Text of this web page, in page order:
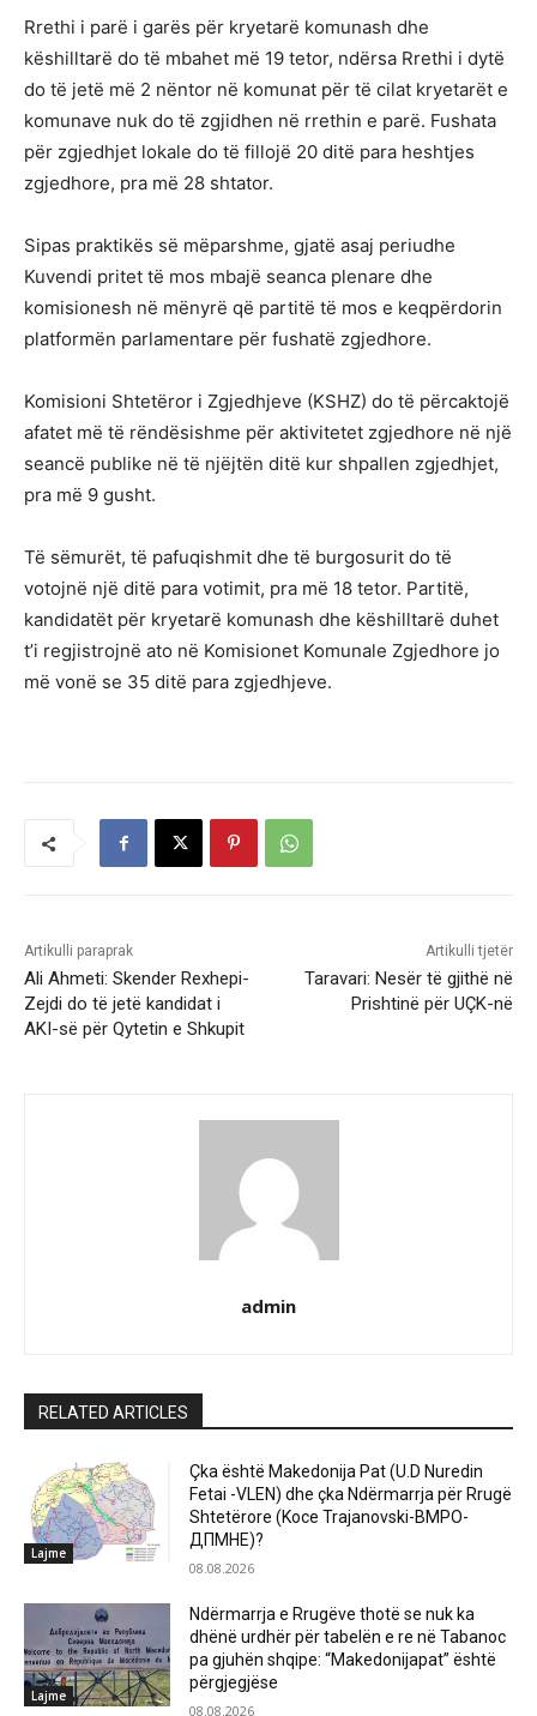
Rrethi i parë i garës për kryetarë komunash dhe
këshilltarë do të mbahet më 19 tetor, ndërsa Rrethi i dytë
do të jetë më 2 nëntor në komunat për të cilat kryetarët e
komunave nuk do të zgjidhen në rrethin e parë. Fushata
për zgjedhjet lokale do të fillojë 20 ditë para heshtjes
zgjedhore, pra më 28 shtator.
Sipas praktikës së mëparshme, gjatë asaj periudhe
Kuvendi pritet të mos mbajë seanca plenare dhe
komisionesh në mënyrë që partitë të mos e keqpërdorin
platformën parlamentare për fushatë zgjedhore.
Komisioni Shtetëror i Zgjedhjeve (KSHZ) do të përcaktojë
afatet më të rëndësishme për aktivitetet zgjedhore në një
seancë publike në të njëjtën ditë kur shpallen zgjedhjet,
pra më 9 gusht.
Të sëmurët, të pafuqishmit dhe të burgosurit do të
votojnë një ditë para votimit, pra më 18 tetor. Partitë,
kandidatët për kryetarë komunash dhe këshilltarë duhet
t’i regjistrojnë ato në Komisionet Komunale Zgjedhore jo
më vonë se 35 ditë para zgjedhjeve.
Artikulli paraprak
Ali Ahmeti: Skender Rexhepi-
Zejdi do të jetë kandidat i
AKI-së për Qytetin e Shkupit
Artikulli tjetër
Taravari: Nesër të gjithë në
Prishtinë për UÇK-në
admin
RELATED ARTICLES
Lajme
Çka është Makedonija Pat (U.D Nuredin
Fetai -VLEN) dhe çka Ndërmarrja për Rrugë
Shtetërore (Koce Trajanovski-ВМРО-
ДПМНЕ)?
08.08.2026
Lajme
Ndërmarrja e Rrugëve thotë se nuk ka
dhënë urdhër për tabelën e re në Tabanoc
pa gjuhën shqipe: “Makedonijapat” është
përgjegjëse
08.08.2026